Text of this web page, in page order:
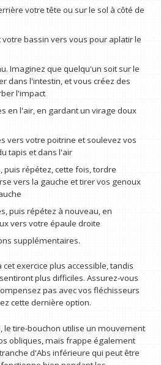
votre tête ou sur le sol à côté de
bassin vers vous pour aplatir le
Imaginez que quelqu'un soit sur le
dans l'intestin, et vous créez des
l'impact
en l'air, en gardant un virage doux
vers votre poitrine et soulevez vos
tapis et dans l'air
puis répétez, cette fois, tordre
vers la gauche et tirer vos genoux
puis répétez à nouveau, en
vers votre épaule droite
supplémentaires.
exercice plus accessible, tandis
plus difficiles. Assurez-vous
pas avec vos fléchisseurs
cette dernière option.
le tire-bouchon utilise un mouvement
obliques, mais frappe également
d'Abs inférieure qui peut être